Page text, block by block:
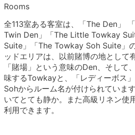
Rooms
全113室ある客室は、「The Den」
Twin Den」「The Little Towkay
Suite」「The Towkay Soh Suite」
ッドエリアは、以前賭博の地として
「賭場」という意味のDen、そして
味するTowkayと、「レディーボス
Sohからルーム名が付けられていま
いてとても静か。また高級リネン
利用できます。